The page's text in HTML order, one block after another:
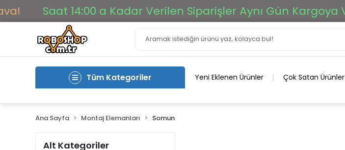
Saat 14:00 a Kadar Verilen Siparişler Aynı Gün Kargoya Verilir!
Tüm Kategoriler Yeni Eklenen Ürünler Çok Satan Ürünler
Ana Sayfa Montaj Elemanları Somun
Alt Kategoriler